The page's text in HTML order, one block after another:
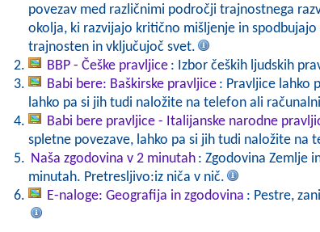
povezav med različnimi področji trajnostnega
okolja, ki razvijajo kritično mišljenje in
trajnosten in vključujoč svet.
BBP - Češke pravljice : Izbor čeških ljudskih
Babi bere: Baškirske pravljice : Pravljice lahko
lahko pa si jih tudi naložite na telefon ali
Babi bere pravljice - Italijanske narodne
spletne povezave, lahko pa si jih tudi naložite na
Naša zgodovina v 2 minutah : Zgodovina Zemlje
minutah. Pretresljivo:iz niča v nič.
E-naloge: Geografija in zgodovina : Pestre,